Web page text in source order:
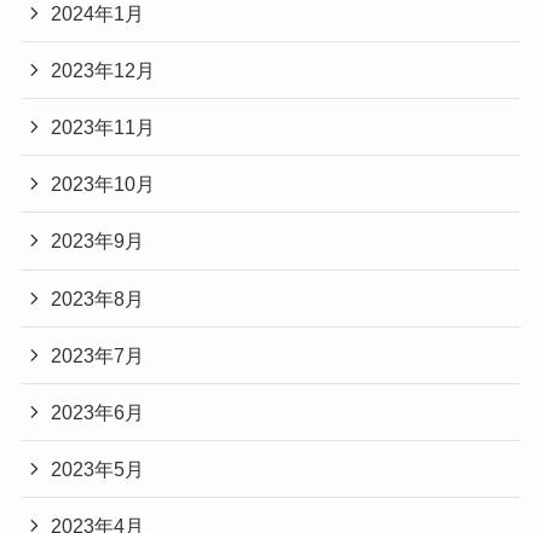
2024年1月
2023年12月
2023年11月
2023年10月
2023年9月
2023年8月
2023年7月
2023年6月
2023年5月
2023年4月